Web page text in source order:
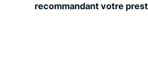
recommandant votre